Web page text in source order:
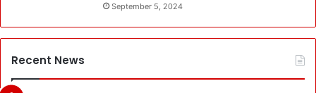
September 5, 2024
Recent News